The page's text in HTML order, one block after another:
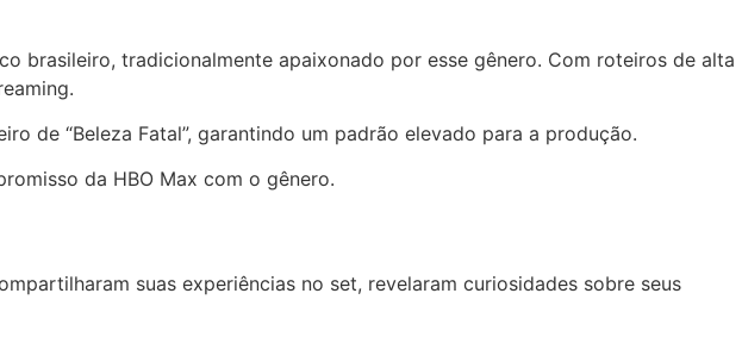
brasileiro, tradicionalmente apaixonado por esse gênero. Com roteiros de alta
de “Beleza Fatal”, garantindo um padrão elevado para a produção.
da HBO Max com o gênero.
suas experiências no set, revelaram curiosidades sobre seus